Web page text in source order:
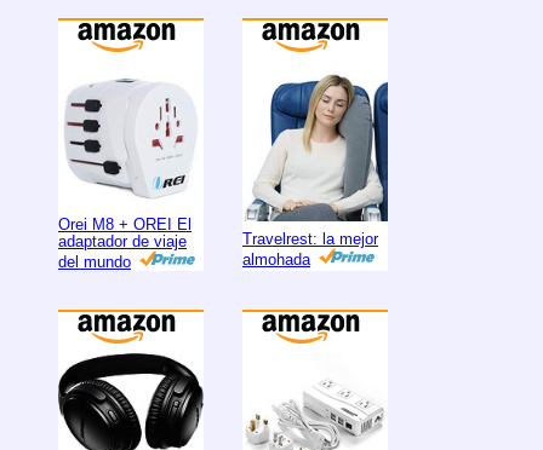
Orei M8 + OREI El
adaptador de viaje
del mundo
Travelrest: la mejor
almohada